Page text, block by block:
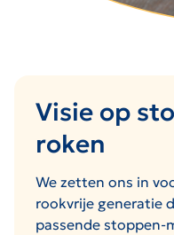
Visie op
roken
We zetten ons in
rookvrije generatie
passende stoppen-